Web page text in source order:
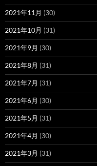
2021年11月 (30)
2021年10月 (31)
2021年9月 (30)
2021年8月 (31)
2021年7月 (31)
2021年6月 (30)
2021年5月 (31)
2021年4月 (30)
2021年3月 (31)